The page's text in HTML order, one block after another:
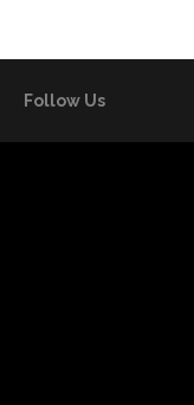
Follow Us